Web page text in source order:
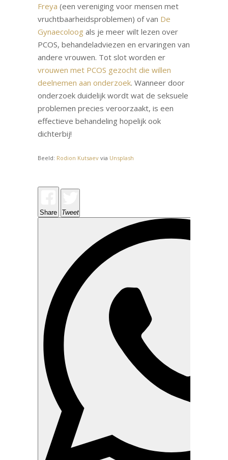
Freya (een vereniging voor mensen met
vruchtbaarheidsproblemen) of van De
Gynaecoloog als je meer wilt lezen over
PCOS, behandeladviezen en ervaringen van
andere vrouwen. Tot slot worden er
vrouwen met PCOS gezocht die willen
deelnemen aan onderzoek. Wanneer door
onderzoek duidelijk wordt wat de seksuele
problemen precies veroorzaakt, is een
effectieve behandeling hopelijk ook
dichterbij!
Beeld: Rodion Kutsaev via Unsplash
Share Tweet